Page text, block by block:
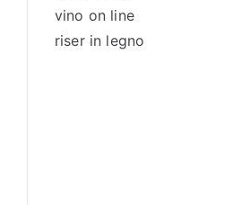
vino on line
riser in legno